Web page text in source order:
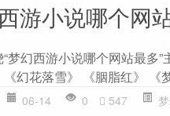
游小说哪个网
梦幻西游小说哪个网站最多
幻花落雪》 《胭脂红》 《
06-14 0 547